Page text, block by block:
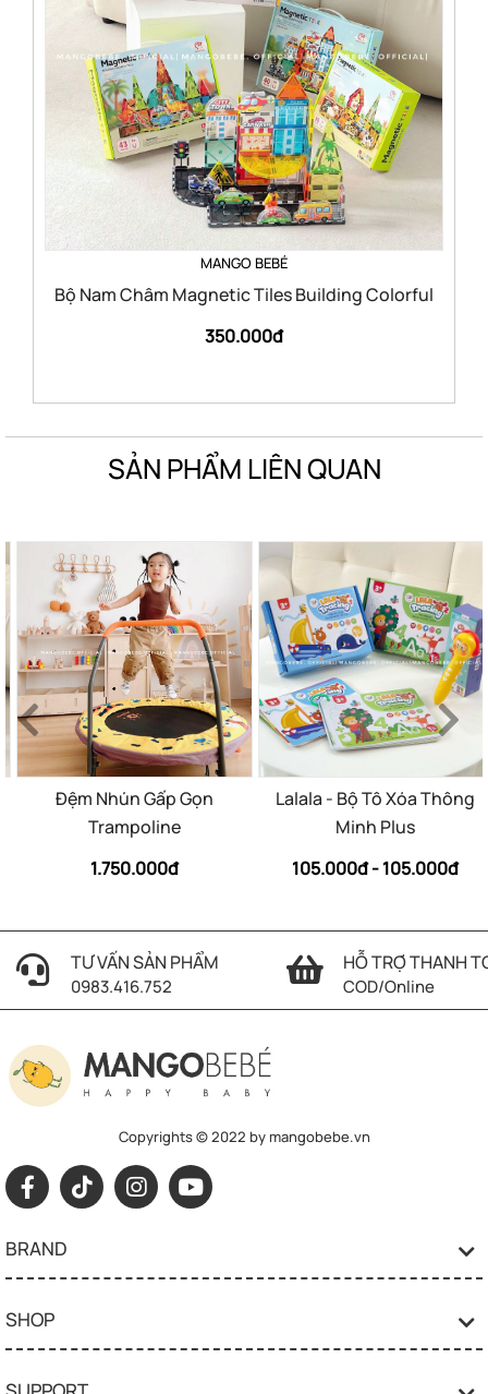
MANGO BEBÉ
Bộ Nam Châm Magnetic Tiles Building Colorful
350.000đ
SẢN PHẨM LIÊN QUAN
Đệm Nhún Gấp Gọn
Trampoline
1.750.000đ
Lalala - Bộ Tô Xóa Thông
Minh Plus
105.000đ - 105.000đ
TƯ VẤN SẢN PHẨM
0983.416.752
HỖ TRỢ THANH
COD/Online
Copyrights © 2022 by mangobebe.vn
BRAND
SHOP